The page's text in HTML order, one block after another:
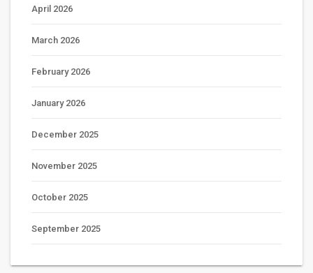
April 2026
March 2026
February 2026
January 2026
December 2025
November 2025
October 2025
September 2025